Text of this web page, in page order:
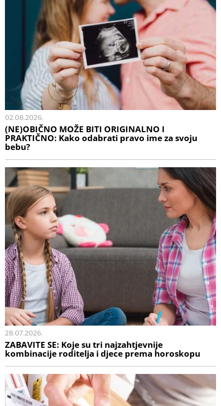
02.08.2026.
(NE)OBIČNO MOŽE BITI ORIGINALNO I
PRAKTIČNO: Kako odabrati pravo ime za svoju
bebu?
28.07.2026.
ZABAVITE SE: Koje su tri najzahtjevnije
kombinacije roditelja i djece prema horoskopu